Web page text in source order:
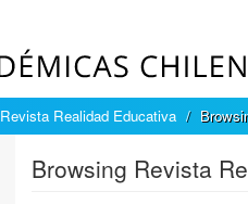
Revista Realidad Educativa
Browsing Revista